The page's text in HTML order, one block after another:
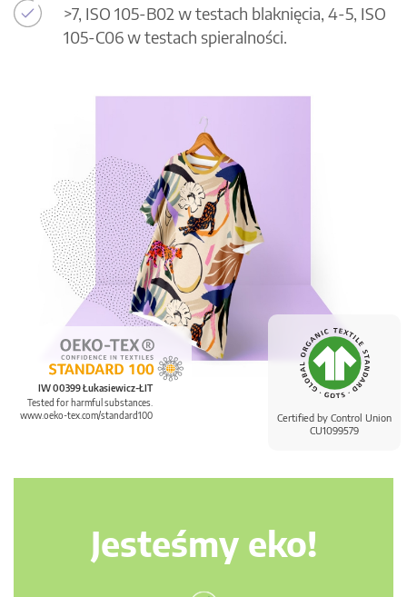
Certified by Control Union
CU1099579
IW 00399 Łukasiewicz-ŁIT
Tested for harmful substances.
www.oeko-tex.com/standard100
>7, ISO 105-B02 w testach blaknięcia, 4-5, ISO
105-C06 w testach spieralności.
Jesteśmy eko!